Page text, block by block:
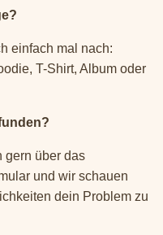
einfach mal nach:
T-Shirt, Album oder
gern über das
und wir schauen
dein Problem zu